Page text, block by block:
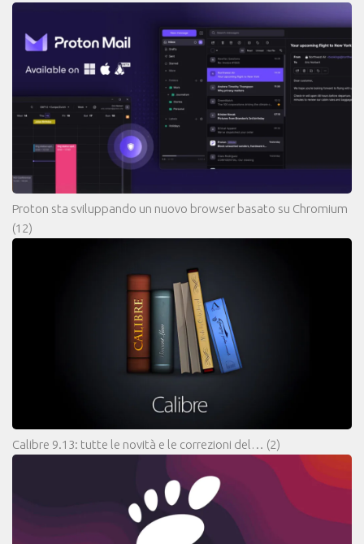
Proton sta sviluppando un nuovo browser basato su Chromium
(12)
Calibre 9.13: tutte le novità e le correzioni del… (2)